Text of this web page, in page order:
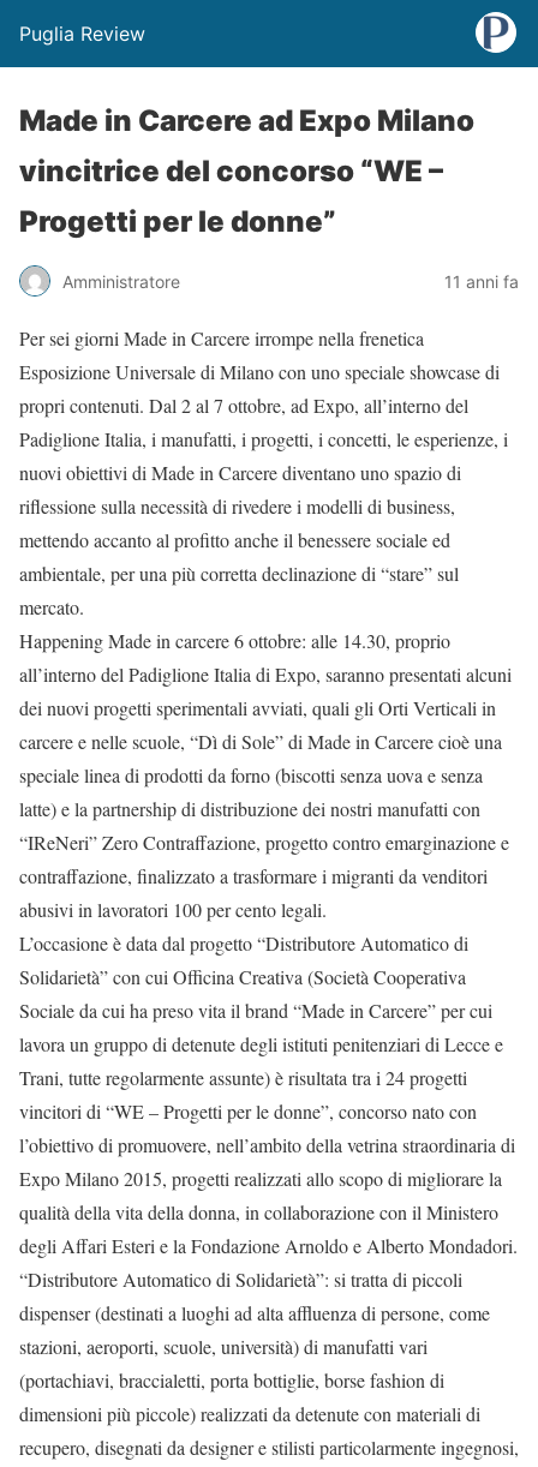
Puglia Review
Made in Carcere ad Expo Milano
vincitrice del concorso “WE –
Progetti per le donne”
Amministratore 11 anni fa
Per sei giorni Made in Carcere irrompe nella frenetica
Esposizione Universale di Milano con uno speciale showcase di
propri contenuti. Dal 2 al 7 ottobre, ad Expo, all’interno del
Padiglione Italia, i manufatti, i progetti, i concetti, le esperienze, i
nuovi obiettivi di Made in Carcere diventano uno spazio di
riflessione sulla necessità di rivedere i modelli di business,
mettendo accanto al profitto anche il benessere sociale ed
ambientale, per una più corretta declinazione di “stare” sul
mercato.
Happening Made in carcere 6 ottobre: alle 14.30, proprio
all’interno del Padiglione Italia di Expo, saranno presentati alcuni
dei nuovi progetti sperimentali avviati, quali gli Orti Verticali in
carcere e nelle scuole, “Dì di Sole” di Made in Carcere cioè una
speciale linea di prodotti da forno (biscotti senza uova e senza
latte) e la partnership di distribuzione dei nostri manufatti con
“IReNeri” Zero Contraffazione, progetto contro emarginazione e
contraffazione, finalizzato a trasformare i migranti da venditori
abusivi in lavoratori 100 per cento legali.
L’occasione è data dal progetto “Distributore Automatico di
Solidarietà” con cui Officina Creativa (Società Cooperativa
Sociale da cui ha preso vita il brand “Made in Carcere” per cui
lavora un gruppo di detenute degli istituti penitenziari di Lecce e
Trani, tutte regolarmente assunte) è risultata tra i 24 progetti
vincitori di “WE – Progetti per le donne”, concorso nato con
l’obiettivo di promuovere, nell’ambito della vetrina straordinaria di
Expo Milano 2015, progetti realizzati allo scopo di migliorare la
qualità della vita della donna, in collaborazione con il Ministero
degli Affari Esteri e la Fondazione Arnoldo e Alberto Mondadori.
“Distributore Automatico di Solidarietà”: si tratta di piccoli
dispenser (destinati a luoghi ad alta affluenza di persone, come
stazioni, aeroporti, scuole, università) di manufatti vari
(portachiavi, braccialetti, porta bottiglie, borse fashion di
dimensioni più piccole) realizzati da detenute con materiali di
recupero, disegnati da designer e stilisti particolarmente ingegnosi,